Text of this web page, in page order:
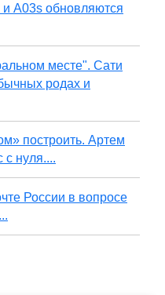
A03s обновляются
месте". Сати
родах и
построить. Артем
нуля....
России в вопросе